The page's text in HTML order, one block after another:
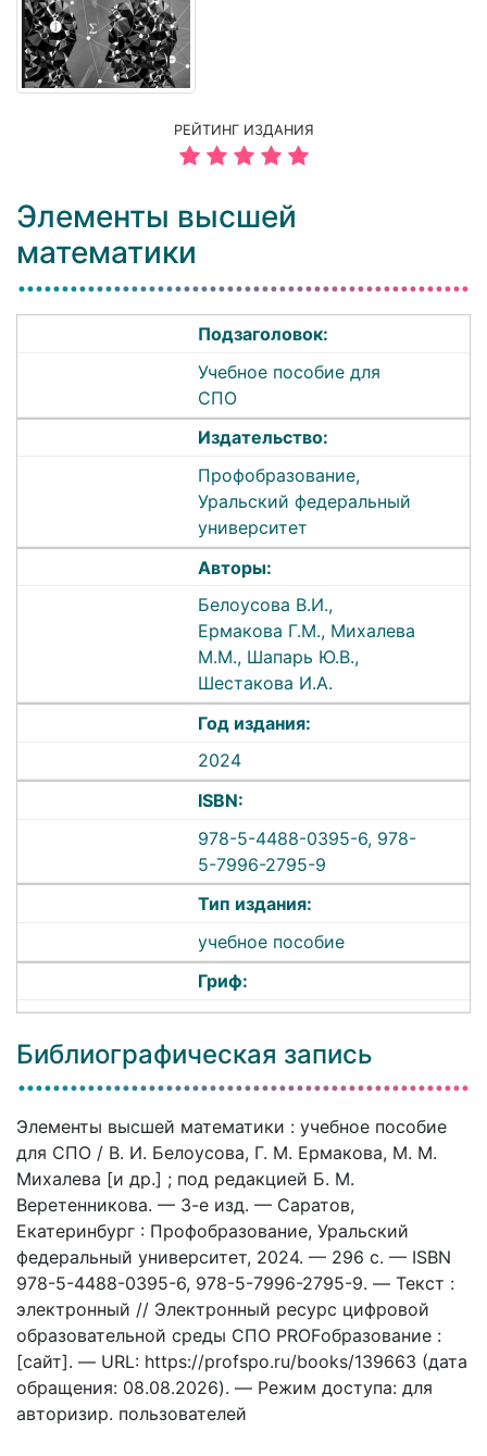
РЕЙТИНГ ИЗДАНИЯ
Элементы высшей
математики
Подзаголовок:
Учебное пособие для
СПО
Издательство:
Профобразование,
Уральский федеральный
университет
Авторы:
Белоусова В.И.,
Ермакова Г.М., Михалева
М.М., Шапарь Ю.В.,
Шестакова И.А.
Год издания:
2024
ISBN:
978-5-4488-0395-6, 978-
5-7996-2795-9
Тип издания:
учебное пособие
Гриф:
Библиографическая запись
Элементы высшей математики : учебное пособие
для СПО / В. И. Белоусова, Г. М. Ермакова, М. М.
Михалева [и др.] ; под редакцией Б. М.
Веретенникова. — 3-е изд. — Саратов,
Екатеринбург : Профобразование, Уральский
федеральный университет, 2024. — 296 c. — ISBN
978-5-4488-0395-6, 978-5-7996-2795-9. — Текст :
электронный // Электронный ресурс цифровой
образовательной среды СПО PROFобразование :
[сайт]. — URL: https://profspo.ru/books/139663 (дата
обращения: 08.08.2026). — Режим доступа: для
авторизир. пользователей